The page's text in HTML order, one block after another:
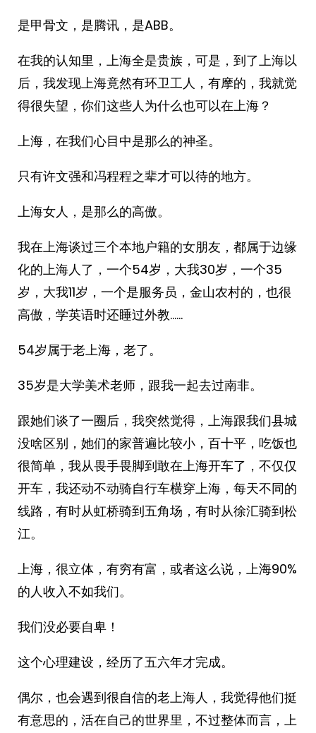
是甲骨文，是腾讯，是ABB。
在我的认知里，上海全是贵族，可是，到了上海以
后，我发现上海竟然有环卫工人，有摩的，我就觉
得很失望，你们这些人为什么也可以在上海？
上海，在我们心目中是那么的神圣。
只有许文强和冯程程之辈才可以待的地方。
上海女人，是那么的高傲。
我在上海谈过三个本地户籍的女朋友，都属于边缘
化的上海人了，一个54岁，大我30岁，一个35
岁，大我11岁，一个是服务员，金山农村的，也很
高傲，学英语时还睡过外教……
54岁属于老上海，老了。
35岁是大学美术老师，跟我一起去过南非。
跟她们谈了一圈后，我突然觉得，上海跟我们县城
没啥区别，她们的家普遍比较小，百十平，吃饭也
很简单，我从畏手畏脚到敢在上海开车了，不仅仅
开车，我还动不动骑自行车横穿上海，每天不同的
线路，有时从虹桥骑到五角场，有时从徐汇骑到松
江。
上海，很立体，有穷有富，或者这么说，上海90%
的人收入不如我们。
我们没必要自卑！
这个心理建设，经历了五六年才完成。
偶尔，也会遇到很自信的老上海人，我觉得他们挺
有意思的，活在自己的世界里，不过整体而言，上